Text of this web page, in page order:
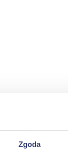
Zgoda